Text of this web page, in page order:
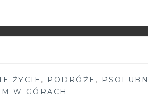
ŻYCIE , PODRÓŻE ,
W GÓRACH —